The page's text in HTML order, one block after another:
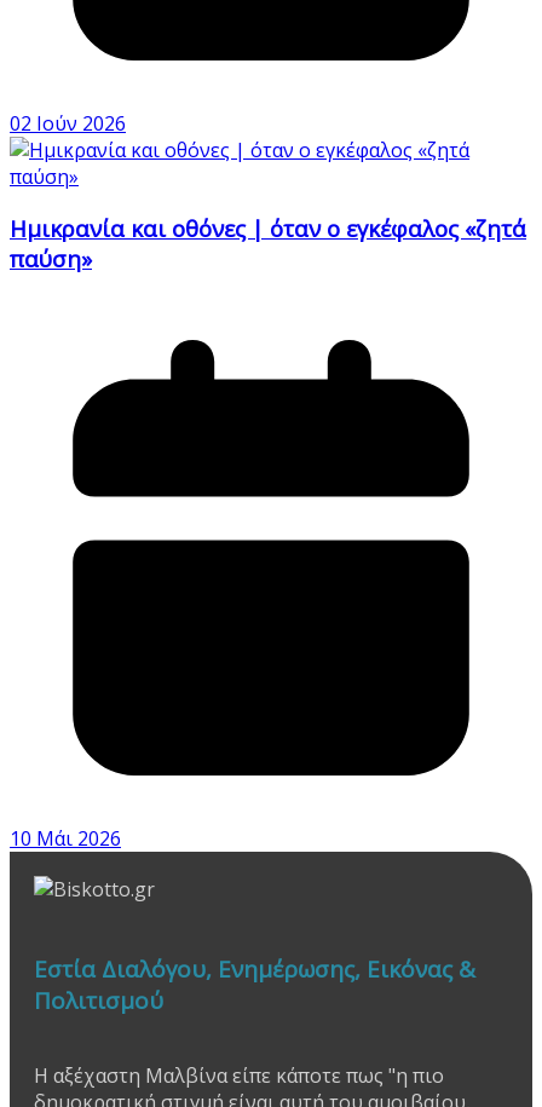
02 Ιούν 2026
Ημικρανία και οθόνες | όταν ο εγκέφαλος «ζητά
παύση»
10 Μάι 2026
Εστία Διαλόγου, Ενημέρωσης, Εικόνας &
Πολιτισμού
Η αξέχαστη Μαλβίνα είπε κάποτε πως "η πιο